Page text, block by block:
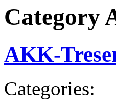
Category
AKK-
Categories: